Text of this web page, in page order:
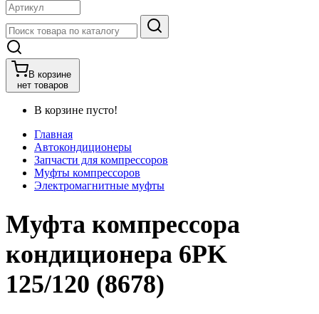
В корзине
нет товаров
В корзине пусто!
Главная
Автокондиционеры
Запчасти для компрессоров
Муфты компрессоров
Электромагнитные муфты
Муфта компрессора
кондиционера 6PK
125/120 (8678)